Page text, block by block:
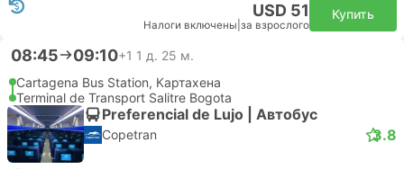
USD 51
Налоги включены за взрослого
Купить
08:45 09:10+1 1 д. 25 м.
Cartagena Bus Station, Картахена
Terminal de Transport Salitre Bogota
Preferencial de Lujo | Автобус
Copetran 3.8